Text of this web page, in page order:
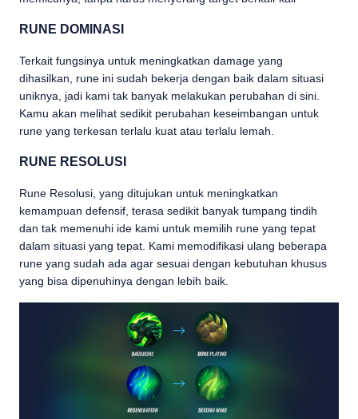
RUNE DOMINASI
Terkait fungsinya untuk meningkatkan damage yang
dihasilkan, rune ini sudah bekerja dengan baik dalam situasi
uniknya, jadi kami tak banyak melakukan perubahan di sini.
Kamu akan melihat sedikit perubahan keseimbangan untuk
rune yang terkesan terlalu kuat atau terlalu lemah.
RUNE RESOLUSI
Rune Resolusi, yang ditujukan untuk meningkatkan
kemampuan defensif, terasa sedikit banyak tumpang tindih
dan tak memenuhi ide kami untuk memilih rune yang tepat
dalam situasi yang tepat. Kami memodifikasi ulang beberapa
rune yang sudah ada agar sesuai dengan kebutuhan khusus
yang bisa dipenuhinya dengan lebih baik.